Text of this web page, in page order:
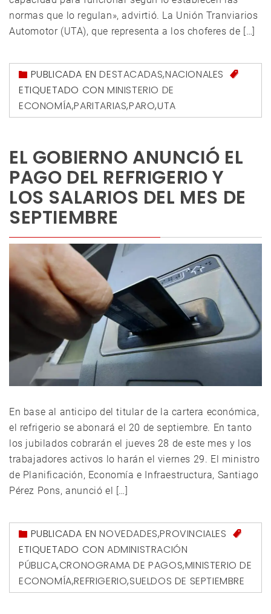
normas que lo regulan», advirtió. La Unión Tranviarios
Automotor (UTA), que representa a los choferes de […]
PUBLICADA ENDESTACADAS,NACIONALES
ETIQUETADO CON MINISTERIO DE
ECONOMÍA,PARITARIAS,PARO,UTA
EL GOBIERNO ANUNCIÓ EL
PAGO DEL REFRIGERIO Y
LOS SALARIOS DEL MES DE
SEPTIEMBRE
En base al anticipo del titular de la cartera económica,
el refrigerio se abonará el 20 de septiembre. En tanto
los jubilados cobrarán el jueves 28 de este mes y los
trabajadores activos lo harán el viernes 29. El ministro
de Planificación, Economía e Infraestructura, Santiago
Pérez Pons, anunció el […]
PUBLICADA ENNOVEDADES,PROVINCIALES
ETIQUETADO CON ADMINISTRACIÓN
PÚBLICA,CRONOGRAMA DE PAGOS,MINISTERIO DE
ECONOMÍA,REFRIGERIO,SUELDOS DE SEPTIEMBRE